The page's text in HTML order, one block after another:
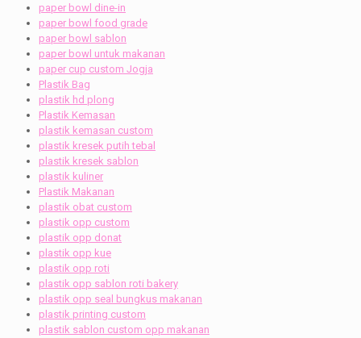
paper bowl dine-in
paper bowl food grade
paper bowl sablon
paper bowl untuk makanan
paper cup custom Jogja
Plastik Bag
plastik hd plong
Plastik Kemasan
plastik kemasan custom
plastik kresek putih tebal
plastik kresek sablon
plastik kuliner
Plastik Makanan
plastik obat custom
plastik opp custom
plastik opp donat
plastik opp kue
plastik opp roti
plastik opp sablon roti bakery
plastik opp seal bungkus makanan
plastik printing custom
plastik sablon custom opp makanan